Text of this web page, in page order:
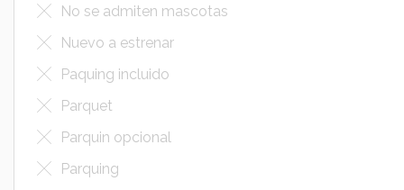
No se admiten mascotas
Nuevo a estrenar
Paquing incluido
Parquet
Parquin opcional
Parquing